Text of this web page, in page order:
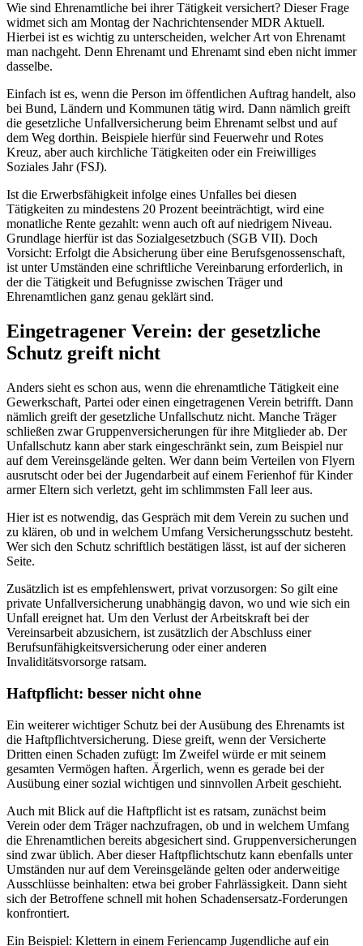
Wie sind Ehrenamtliche bei ihrer Tätigkeit versichert? Dieser Frage
widmet sich am Montag der Nachrichtensender MDR Aktuell.
Hierbei ist es wichtig zu unterscheiden, welcher Art von Ehrenamt
man nachgeht. Denn Ehrenamt und Ehrenamt sind eben nicht immer
dasselbe.
Einfach ist es, wenn die Person im öffentlichen Auftrag handelt, also
bei Bund, Ländern und Kommunen tätig wird. Dann nämlich greift
die gesetzliche Unfallversicherung beim Ehrenamt selbst und auf
dem Weg dorthin. Beispiele hierfür sind Feuerwehr und Rotes
Kreuz, aber auch kirchliche Tätigkeiten oder ein Freiwilliges
Soziales Jahr (FSJ).
Ist die Erwerbsfähigkeit infolge eines Unfalles bei diesen
Tätigkeiten zu mindestens 20 Prozent beeinträchtigt, wird eine
monatliche Rente gezahlt: wenn auch oft auf niedrigem Niveau.
Grundlage hierfür ist das Sozialgesetzbuch (SGB VII). Doch
Vorsicht: Erfolgt die Absicherung über eine Berufsgenossenschaft,
ist unter Umständen eine schriftliche Vereinbarung erforderlich, in
der die Tätigkeit und Befugnisse zwischen Träger und
Ehrenamtlichen ganz genau geklärt sind.
Eingetragener Verein: der gesetzliche
Schutz greift nicht
Anders sieht es schon aus, wenn die ehrenamtliche Tätigkeit eine
Gewerkschaft, Partei oder einen eingetragenen Verein betrifft. Dann
nämlich greift der gesetzliche Unfallschutz nicht. Manche Träger
schließen zwar Gruppenversicherungen für ihre Mitglieder ab. Der
Unfallschutz kann aber stark eingeschränkt sein, zum Beispiel nur
auf dem Vereinsgelände gelten. Wer dann beim Verteilen von Flyern
ausrutscht oder bei der Jugendarbeit auf einem Ferienhof für Kinder
armer Eltern sich verletzt, geht im schlimmsten Fall leer aus.
Hier ist es notwendig, das Gespräch mit dem Verein zu suchen und
zu klären, ob und in welchem Umfang Versicherungsschutz besteht.
Wer sich den Schutz schriftlich bestätigen lässt, ist auf der sicheren
Seite.
Zusätzlich ist es empfehlenswert, privat vorzusorgen: So gilt eine
private Unfallversicherung unabhängig davon, wo und wie sich ein
Unfall ereignet hat. Um den Verlust der Arbeitskraft bei der
Vereinsarbeit abzusichern, ist zusätzlich der Abschluss einer
Berufsunfähigkeitsversicherung oder einer anderen
Invaliditätsvorsorge ratsam.
Haftpflicht: besser nicht ohne
Ein weiterer wichtiger Schutz bei der Ausübung des Ehrenamts ist
die Haftpflichtversicherung. Diese greift, wenn der Versicherte
Dritten einen Schaden zufügt: Im Zweifel würde er mit seinem
gesamten Vermögen haften. Ärgerlich, wenn es gerade bei der
Ausübung einer sozial wichtigen und sinnvollen Arbeit geschieht.
Auch mit Blick auf die Haftpflicht ist es ratsam, zunächst beim
Verein oder dem Träger nachzufragen, ob und in welchem Umfang
die Ehrenamtlichen bereits abgesichert sind. Gruppenversicherungen
sind zwar üblich. Aber dieser Haftpflichtschutz kann ebenfalls unter
Umständen nur auf dem Vereinsgelände gelten oder anderweitige
Ausschlüsse beinhalten: etwa bei grober Fahrlässigkeit. Dann sieht
sich der Betroffene schnell mit hohen Schadensersatz-Forderungen
konfrontiert.
Ein Beispiel: Klettern in einem Feriencamp Jugendliche auf ein